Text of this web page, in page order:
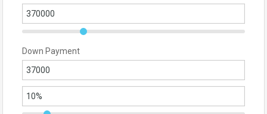
Down Payment